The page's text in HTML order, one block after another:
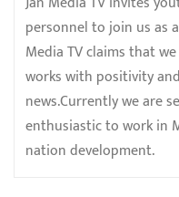
personnel to join us as
Media TV claims that
works with positivity
news.Currently we are
enthusiastic to work in
nation development.